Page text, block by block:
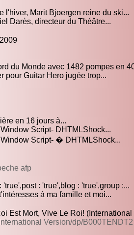
l'hiver, Marit Bjoergen reine du ski...
Darès, directeur du Théâtre...
du Monde avec 1482 pompes en
pour Guitar Hero jugée trop...
en 16 jours à...
Script- DHTMLShock...
Script- � DHTMLShock...
afp
: 'true',blog : 'true',group :...
à ma famille et moi...
Est Mort, Vive Le Roi!
Version/dp/B000TENDT2